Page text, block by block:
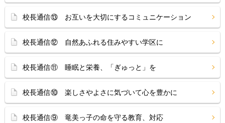
校長通信⑬ お互いを大切にするコミュニケーション
校長通信⑫ 自然あふれる住みやすい学区に
校長通信⑪ 睡眠と栄養、「ぎゅっと」を
校長通信⑩ 楽しさやよさに気づいて心を豊かに
校長通信⑨ 竜美っ子の命を守る教育、対応